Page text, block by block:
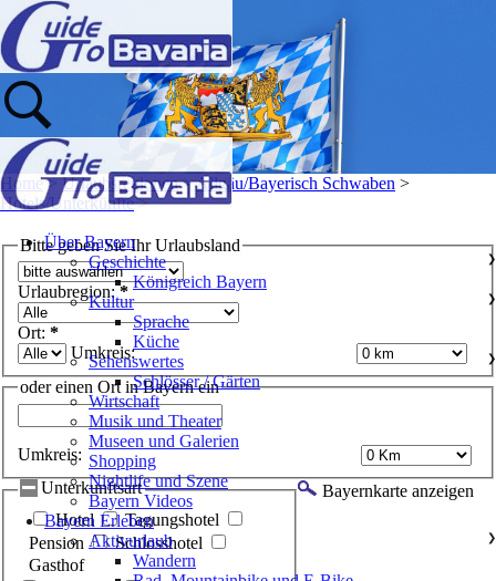
Home>Urlaubsregionen>Allgäu/Bayerisch Schwaben >
Hotels/Unterkünfte>
Bitte geben Sie Ihr Urlaubsland
Urlaubregion:*
Ort: *
Umkreis:
oder einen Ort in Bayern ein
Umkreis:
Bayernkarte anzeigen
Unterkunftsart
Hotel
Tagungshotel
Pension
Schlosshotel
Gasthof
Über Bayern
Geschichte
❯
Königreich Bayern
Kultur
❯
Sprache
Küche
Sehenswertes
❯
Schlösser / Gärten
Wirtschaft
Musik und Theater
Museen und Galerien
Shopping
Nightlife und Szene
Bayern Videos
Bayern Erleben
Aktivurlaub
❯
Wandern